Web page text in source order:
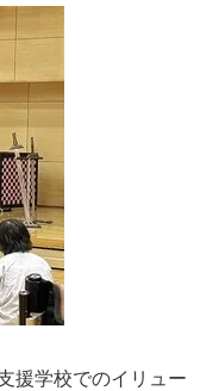
援学校でのイリュー